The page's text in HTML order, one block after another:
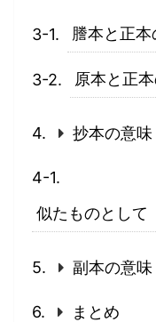
謄本と正本
原本と正
抄本の意味
似たものとして
副本の意味
まとめ